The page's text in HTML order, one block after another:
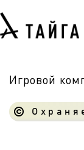
Игровой